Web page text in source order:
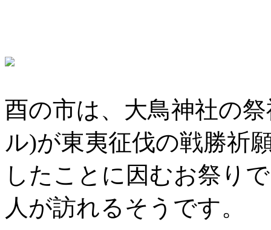
酉の市は、大鳥神社の
ル)が東夷征伐の戦勝祈
したことに因むお祭り
人が訪れるそうです。